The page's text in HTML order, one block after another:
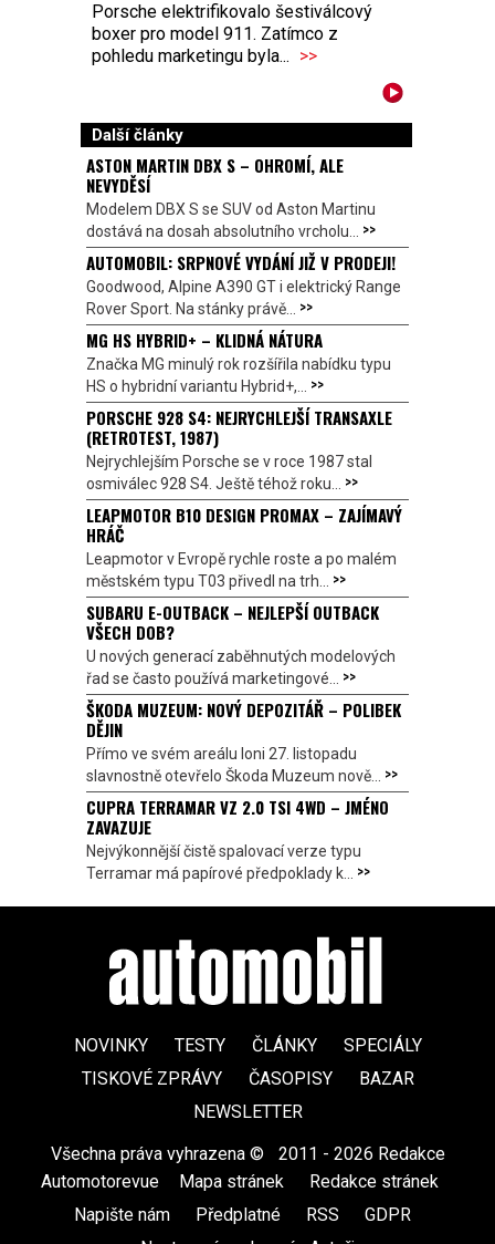
Porsche elektrifikovalo šestiválcový
boxer pro model 911. Zatímco z
pohledu marketingu byla... >>
Další články
ASTON MARTIN DBX S – OHROMÍ, ALE
NEVYDĚSÍ
Modelem DBX S se SUV od Aston Martinu
dostává na dosah absolutního vrcholu... >>
AUTOMOBIL: SRPNOVÉ VYDÁNÍ JIŽ V PRODEJI!
Goodwood, Alpine A390 GT i elektrický Range
Rover Sport. Na stánky právě... >>
MG HS HYBRID+ – KLIDNÁ NÁTURA
Značka MG minulý rok rozšířila nabídku typu
HS o hybridní variantu Hybrid+,... >>
PORSCHE 928 S4: NEJRYCHLEJŠÍ TRANSAXLE
(RETROTEST, 1987)
Nejrychlejším Porsche se v roce 1987 stal
osmiválec 928 S4. Ještě téhož roku... >>
LEAPMOTOR B10 DESIGN PROMAX – ZAJÍMAVÝ
HRÁČ
Leapmotor v Evropě rychle roste a po malém
městském typu T03 přivedl na trh... >>
SUBARU E-OUTBACK – NEJLEPŠÍ OUTBACK
VŠECH DOB?
U nových generací zaběhnutých modelových
řad se často používá marketingové... >>
ŠKODA MUZEUM: NOVÝ DEPOZITÁŘ – POLIBEK
DĚJIN
Přímo ve svém areálu loni 27. listopadu
slavnostně otevřelo Škoda Muzeum nově... >>
CUPRA TERRAMAR VZ 2.0 TSI 4WD – JMÉNO
ZAVAZUJE
Nejvýkonnější čistě spalovací verze typu
Terramar má papírové předpoklady k... >>
NOVINKY TESTY ČLÁNKY
SPECIÁLY
TISKOVÉ ZPRÁVY
ČASOPISY
BAZAR
NEWSLETTER
Všechna práva vyhrazena ©
2011 - 2026 Redakce
Automotorevue
Mapa stránek Redakce stránek
Napište nám
Předplatné RSS GDPR